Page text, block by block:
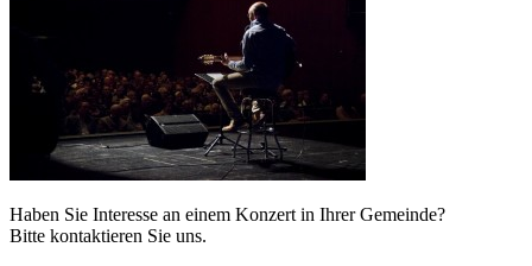
Haben Sie Interesse an einem Konzert in Ihrer Gemeinde?
Bitte kontaktieren Sie uns.